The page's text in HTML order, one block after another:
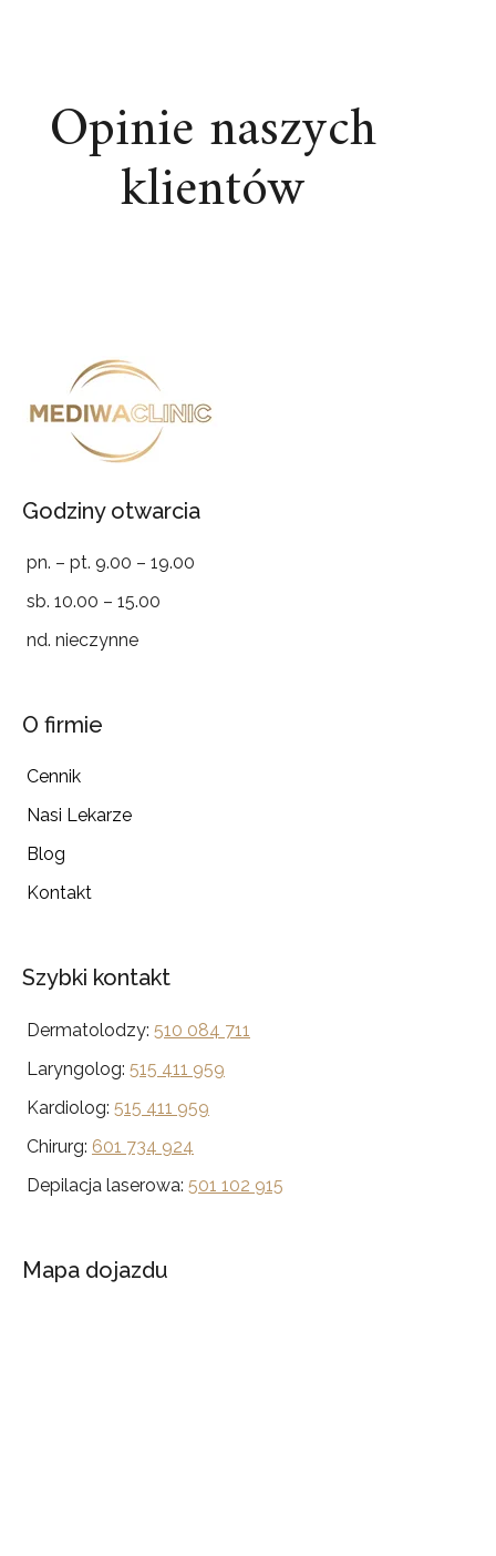
Opinie naszych
klientów
Godziny otwarcia
pn. – pt. 9.00 – 19.00
sb. 10.00 – 15.00
nd. nieczynne
O firmie
Cennik
Nasi Lekarze
Blog
Kontakt
Szybki kontakt
Dermatolodzy: 510 084 711
Laryngolog: 515 411 959
Kardiolog: 515 411 959
Chirurg: 601 734 924
Depilacja laserowa: 501 102 915
Mapa dojazdu